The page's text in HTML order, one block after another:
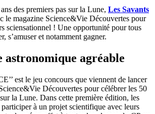
des premiers pas sur la Lune, Les Savants
le magazine Science&Vie Découvertes pour
sciensationnel ! Une opportunité pour tous
s’amuser et notamment gagner.
astronomique agréable
est le jeu concours que viennent de lancer
Découvertes pour célébrer les 50
la Lune. Dans cette première édition, les
à un projet scientifique avec leurs